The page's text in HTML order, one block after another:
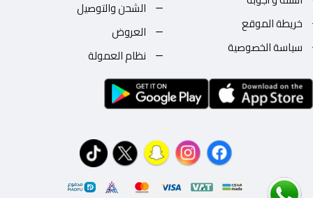
خريطة الموقع
سياسة الخصوصية
الشحن والتوصيل
العروض
نظام العمولة